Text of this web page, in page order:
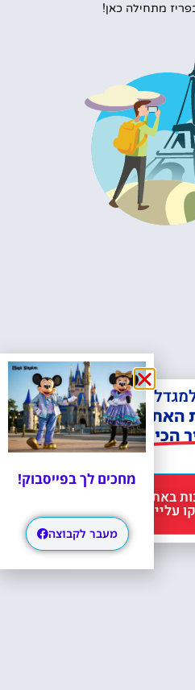
מתחילה כאן!
אייפל?
האתר הכי אמין -
הכי זול!
עליי 😊
מחכים לך בפייסבוק!
מעבר לקבוצה